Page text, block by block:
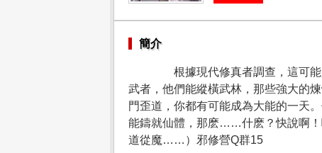
簡介
根據現代修真者調查，這可能
武者，他們能縱橫武林，那些強大的
門歪道，你都有可能成為大能的一天
能鑄就仙體，那麽……什麽？快說啊
道從魔……）邪修營Q群15